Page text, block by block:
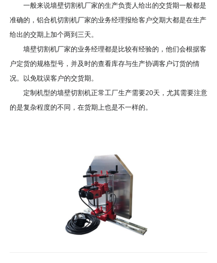
一般来说墙壁切割机厂家的生产负责人给出的交货期一般都是
准确的，铝合机切割机厂家的业务经理报给客户交期大都是在生产
给出的交期上加个两到三天。
墙壁切割机厂家的业务经理都是比较有经验的，他们会根据客
户定货的规格型号，并及时的查看库存与生产协调客户订货的情
况。以免耽误客户的交货期。
定制机型的墙壁切割机正常工厂生产需要20天，尤其需要注意
的是复杂程度的不同，在货期上也是不一样的。